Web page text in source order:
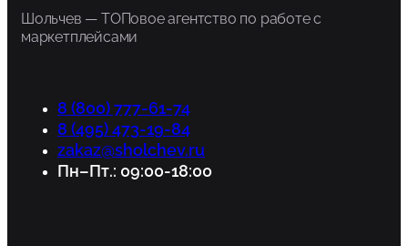
Шольчев — ТОПовое агентство по работе с
маркетплейсами
8 (800) 777-61-74
8 (495) 473-19-84
zakaz@sholchev.ru
Пн–Пт.: 09:00-18:00